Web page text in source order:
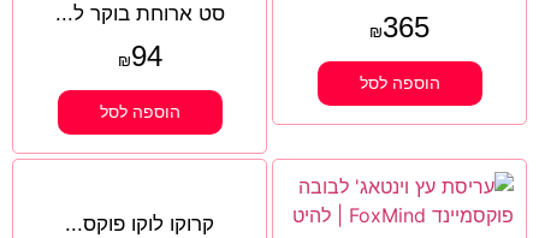
₪365
הוספה לסל
סט ארוחת בוקר ל...
₪94
הוספה לסל
קרוקו לוקו פוקס...